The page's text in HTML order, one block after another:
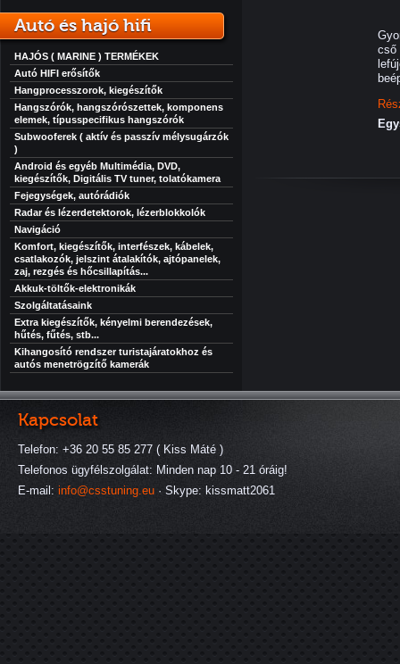
Autó és hajó hifi
HAJÓS ( MARINE ) TERMÉKEK
Autó HIFI erősítők
Hangprocesszorok, kiegészítők
Hangszórók, hangszórószettek, komponens
elemek, típusspecifikus hangszórók
Subwooferek ( aktív és passzív mélysugárzók
)
Android és egyéb Multimédia, DVD,
kiegészítők, Digitális TV tuner, tolatókamera
Fejegységek, autórádiók
Radar és lézerdetektorok, lézerblokkolók
Navigáció
Komfort, kiegészítők, interfészek, kábelek,
csatlakozók, jelszint átalakítók, ajtópanelek,
zaj, rezgés és hőcsillapítás...
Akkuk-töltők-elektronikák
Szolgáltatásaink
Extra kiegészítők, kényelmi berendezések,
hűtés, fűtés, stb...
Kihangosító rendszer turistajáratokhoz és
autós menetrögzítő kamerák
cső
Kapcsolat
Telefon: +36 20 55 85 277 ( Kiss Máté )
Telefonos ügyfélszolgálat: Minden nap 10 - 21 óráig!
E-mail: info@csstuning.eu · Skype: kissmatt2061